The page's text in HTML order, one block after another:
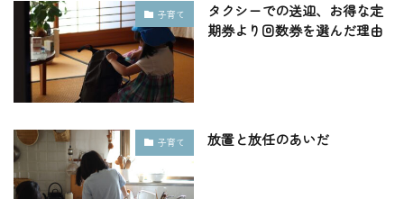
子育て
タクシーでの送迎、お得な定
期券より回数券を選んだ理由
子育て 放置と放任のあいだ